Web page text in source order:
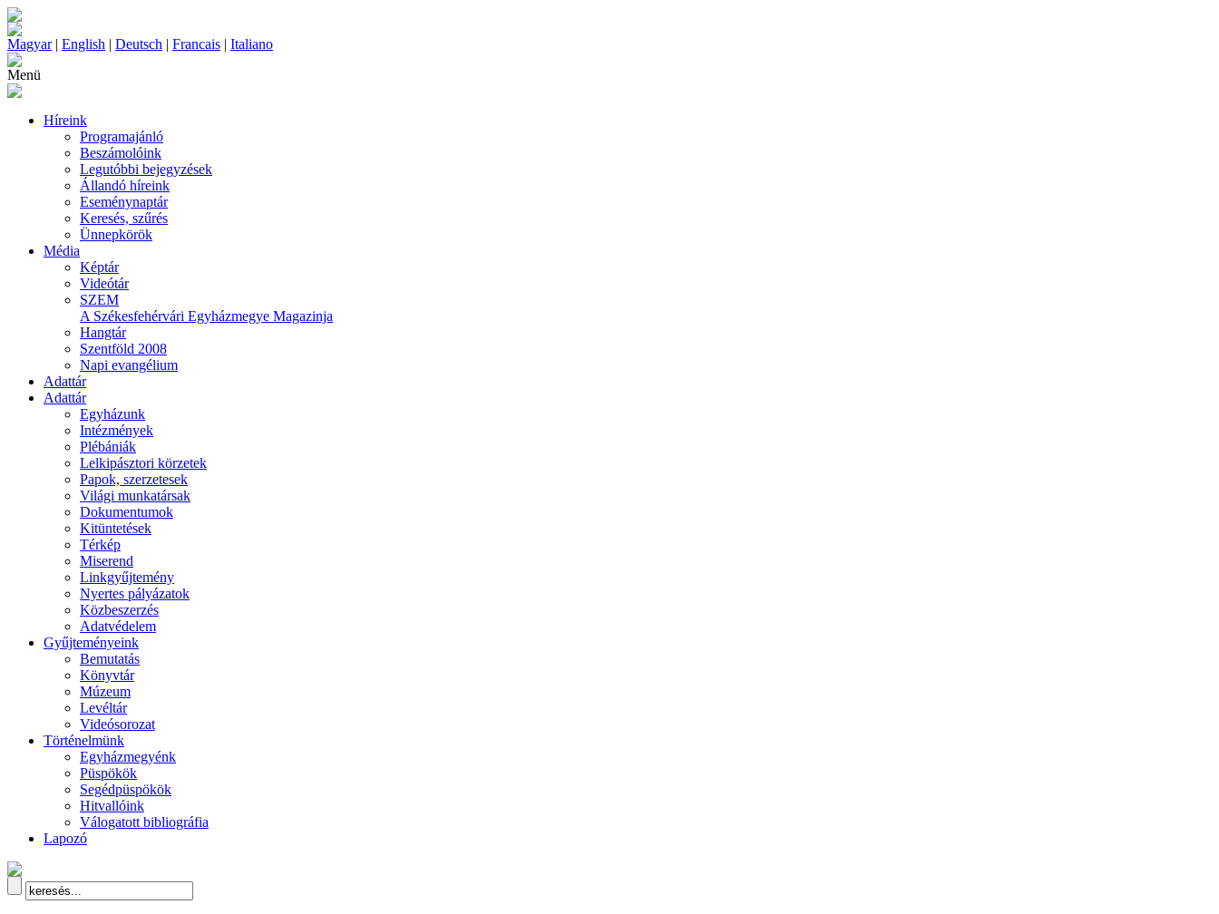
Magyar| English | Deutsch | Francais | Italiano
Menü
Híreink
Programajánló
Beszámolóink
Legutóbbi bejegyzések
Állandó híreink
Eseménynaptár
Keresés, szűrés
Ünnepkörök
Média
Képtár
Videótár
SZEM
A Székesfehérvári Egyházmegye Magazinja
Hangtár
Szentföld 2008
Napi evangélium
Adattár
Adattár
Egyházunk
Intézmények
Plébániák
Lelkipásztori körzetek
Papok, szerzetesek
Világi munkatársak
Dokumentumok
Kitüntetések
Térkép
Miserend
Linkgyűjtemény
Nyertes pályázatok
Közbeszerzés
Adatvédelem
Gyűjteményeink
Bemutatás
Könyvtár
Múzeum
Levéltár
Videósorozat
Történelmünk
Egyházmegyénk
Püspökök
Segédpüspökök
Hitvallóink
Válogatott bibliográfia
Lapozó